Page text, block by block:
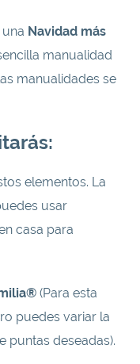
Navidad más
manualidad
manualidades se
elementos. La
usar
casa para
(Para esta
puedes variar la
puntas deseadas).